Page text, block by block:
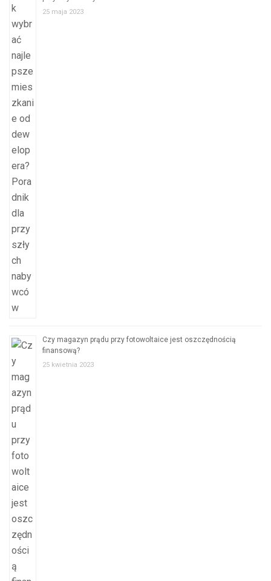
25 maja 2023
Czy magazyn prądu przy fotowoltaice jest oszczędnością
finansową?
25 kwietnia 2023